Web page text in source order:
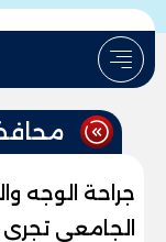
جراحة الوجه
الجامعي تجري 30 عملية جراحية كبرى